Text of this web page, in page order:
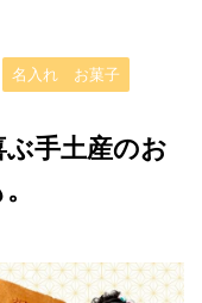
名入れ お菓子
手土産のお